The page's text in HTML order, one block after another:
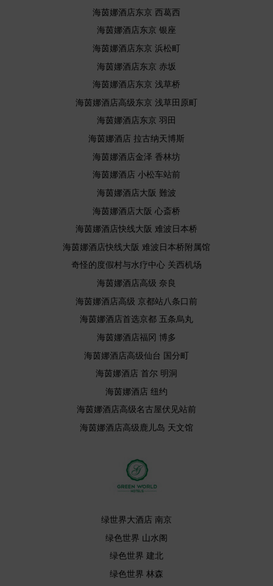
海茵娜酒店东京 西葛西
海茵娜酒店东京 银座
海茵娜酒店东京 浜松町
海茵娜酒店东京 赤坂
海茵娜酒店东京 浅草桥
海茵娜酒店高级东京 浅草田原町
海茵娜酒店东京 羽田
海茵娜酒店 拉古纳天博斯
海茵娜酒店金泽 香林坊
海茵娜酒店 小松车站前
海茵娜酒店大阪 難波
海茵娜酒店大阪 心斎桥
海茵娜酒店快线大阪 难波日本桥
海茵娜酒店快线大阪 难波日本桥附属馆
奇怪的度假村与水疗中心 关西机场
海茵娜酒店高级 奈良
海茵娜酒店高级 京都站八条口前
海茵娜酒店首选京都 五条烏丸
海茵娜酒店福冈 博多
海茵娜酒店高级仙台 国分町
海茵娜酒店 首尔 明洞
海茵娜酒店 纽约
海茵娜酒店高级名古屋伏见站前
海茵娜酒店高级鹿儿岛 天文馆
绿世界大酒店 南京
绿色世界 山水阁
绿色世界 建北
绿色世界 林森